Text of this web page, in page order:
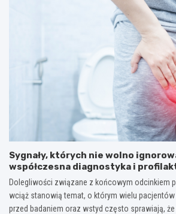
Sygnały, których nie wolno
współczesna diagnostyka i
proktologii?
Dolegliwości związane z końcowym odcinkiem
wciąż stanowią temat, o którym wielu
przed badaniem oraz wstyd często sprawiają,